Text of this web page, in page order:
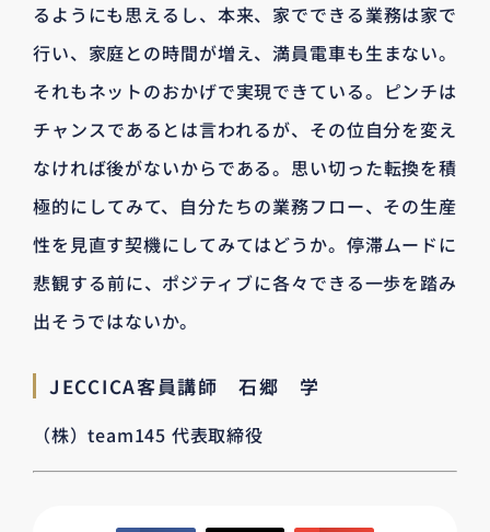
るようにも思えるし、本来、家でできる業務は家で
行い、家庭との時間が増え、満員電車も生まない。
それもネットのおかげで実現できている。ピンチは
チャンスであるとは言われるが、その位自分を変え
なければ後がないからである。思い切った転換を積
極的にしてみて、自分たちの業務フロー、その生産
性を見直す契機にしてみてはどうか。停滞ムードに
悲観する前に、ポジティブに各々できる一歩を踏み
出そうではないか。
JECCICA客員講師 石郷 学
（株）team145 代表取締役